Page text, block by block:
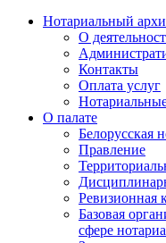
Нотариальный
О
Контакты
Оплата услуг
О палате
Белорусская
Правление
Ревизионная
Базовая
сфере